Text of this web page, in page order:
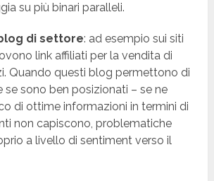
su più binari paralleli.
di settore: ad esempio sui siti
link affiliati per la vendita di
Quando questi blog permettono di
se sono ben posizionati – se ne
di ottime informazioni in termini di
non capiscono, problematiche
a livello di sentiment verso il